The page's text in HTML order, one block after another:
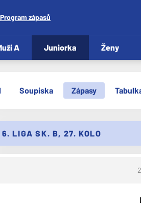
Program zápasů
A Juniorka Ženy
Soupiska Zápasy
6. LIGA SK. B, 27. KOLO